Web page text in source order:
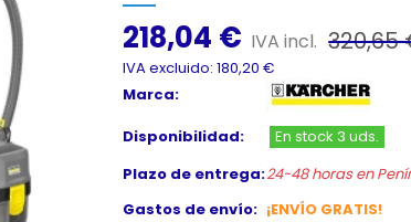
218,04 € IVA incl. 320,65
IVA excluido: 180,20 €
Marca:
Disponibilidad:
En stock 3 uds.
Plazo de entrega:24-48 horas en
Gastos de envío: ¡ENVÍO GRATIS!